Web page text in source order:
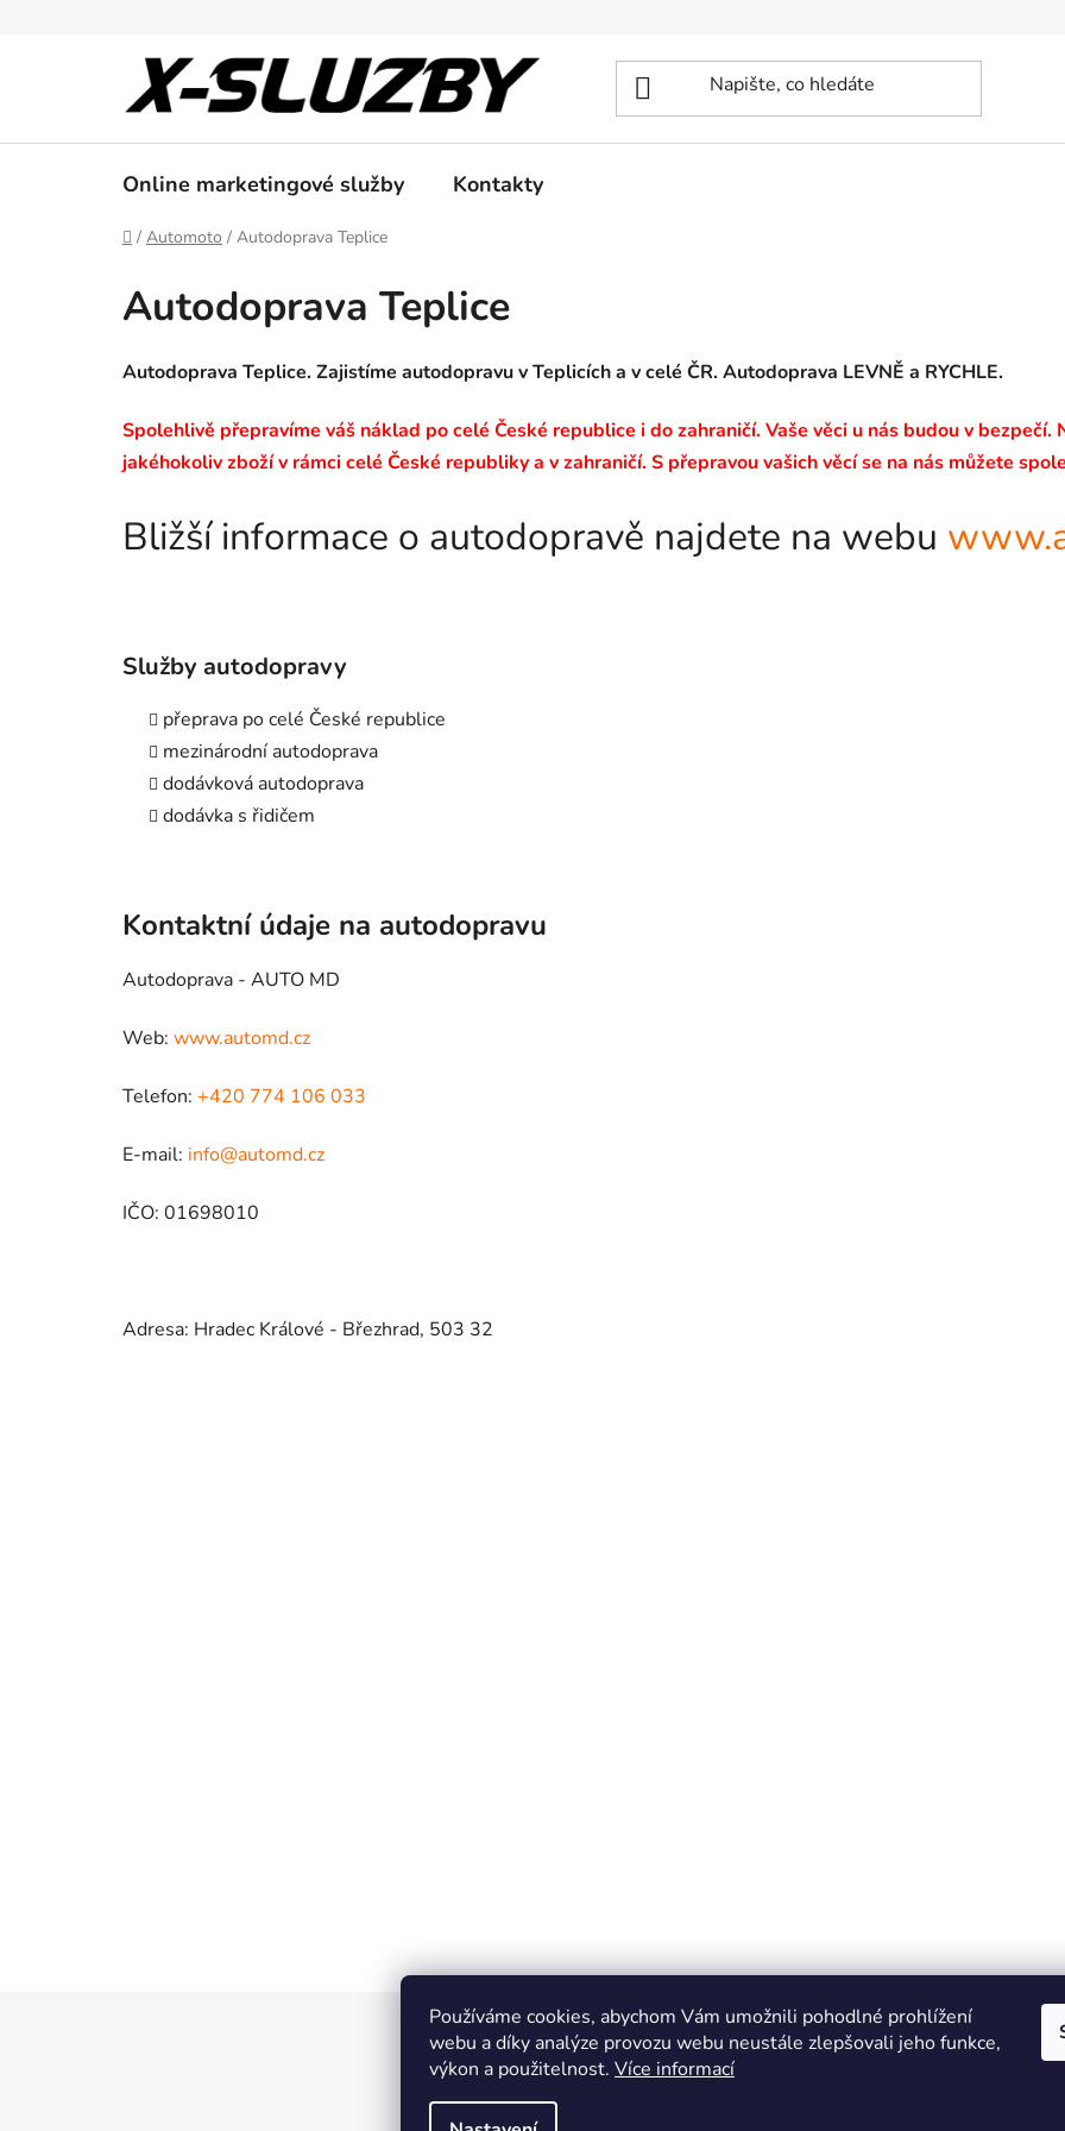
Používáme cookies, abychom Vám umožnili pohodlné prohlížení
webu a díky analýze provozu webu neustále zlepšovali jeho funkce,
výkon a použitelnost. Více informací
Online marketingové služby Kontakty
Domů
/ Automoto / Autodoprava Teplice
Autodoprava Teplice
Autodoprava Teplice. Zajistíme autodopravu v Teplicích a v celé ČR. Autodoprava LEVNĚ a RYCHLE.
Spolehlivě přepravíme váš náklad po celé České republice i do zahraničí. Vaše věci u nás budou v
jakéhokoliv zboží v rámci celé České republiky a v zahraničí. S přepravou vašich věcí se na nás můžete
Bližší informace o autodopravě najdete na webu
Služby autodopravy
přeprava po celé České republice
mezinárodní autodoprava
dodávková autodoprava
dodávka s řidičem
Kontaktní údaje na autodopravu
Autodoprava - AUTO MD
Web: www.automd.cz
Telefon: +420 774 106 033
E-mail: info@automd.cz
IČO: 01698010
Adresa: Hradec Králové - Březhrad, 503 32
Online marketing zajišťuje společnost X-VISION